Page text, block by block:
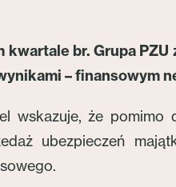
kwartale br. Grupa
– finansowym
wskazuje, że
ubezpieczeń